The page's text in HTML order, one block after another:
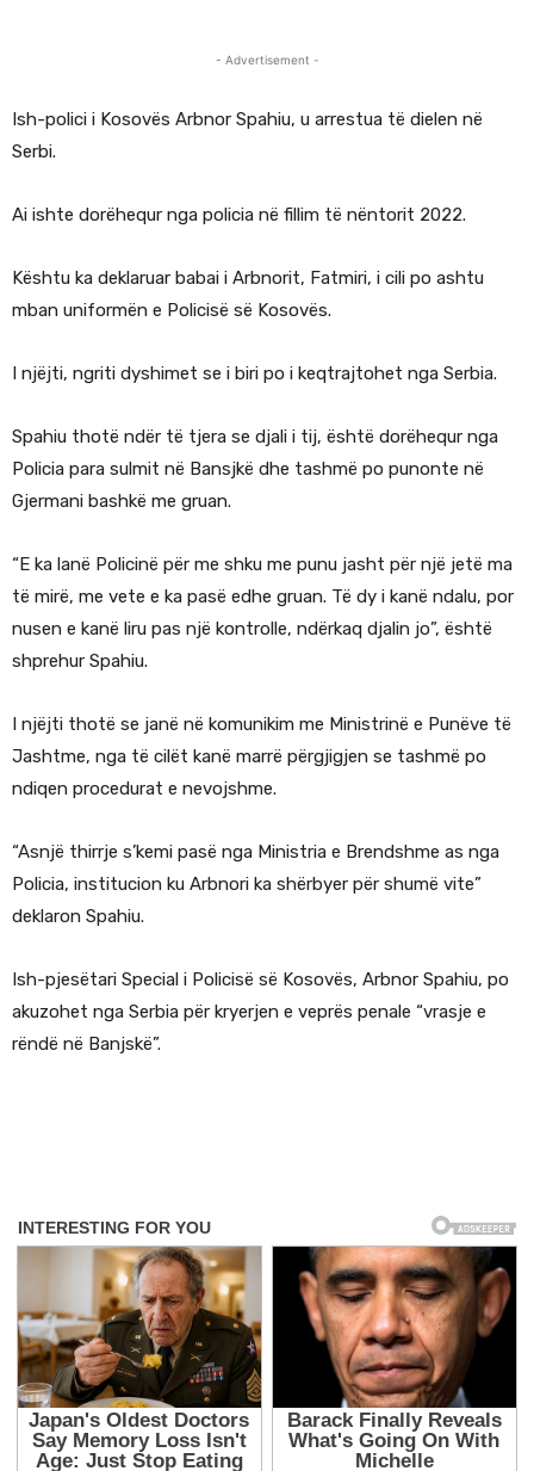
- Advertisement -
Ish-polici i Kosovës Arbnor Spahiu, u arrestua të dielen në
Serbi.
Ai ishte dorëhequr nga policia në fillim të nëntorit 2022.
Kështu ka deklaruar babai i Arbnorit, Fatmiri, i cili po ashtu
mban uniformën e Policisë së Kosovës.
I njëjti, ngriti dyshimet se i biri po i keqtrajtohet nga Serbia.
Spahiu thotë ndër të tjera se djali i tij, është dorëhequr nga
Policia para sulmit në Bansjkë dhe tashmë po punonte në
Gjermani bashkë me gruan.
“E ka lanë Policinë për me shku me punu jasht për një jetë ma
të mirë, me vete e ka pasë edhe gruan. Të dy i kanë ndalu, por
nusen e kanë liru pas një kontrolle, ndërkaq djalin jo”, është
shprehur Spahiu.
I njëjti thotë se janë në komunikim me Ministrinë e Punëve të
Jashtme, nga të cilët kanë marrë përgjigjen se tashmë po
ndiqen procedurat e nevojshme.
“Asnjë thirrje s’kemi pasë nga Ministria e Brendshme as nga
Policia, institucion ku Arbnori ka shërbyer për shumë vite”
deklaron Spahiu.
Ish-pjesëtari Special i Policisë së Kosovës, Arbnor Spahiu, po
akuzohet nga Serbia për kryerjen e veprës penale “vrasje e
rëndë në Banjskë”.